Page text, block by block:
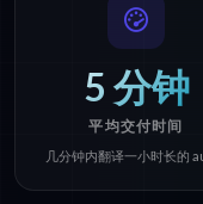
5 分钟
平均交付时间
几分钟内翻译一小时长的